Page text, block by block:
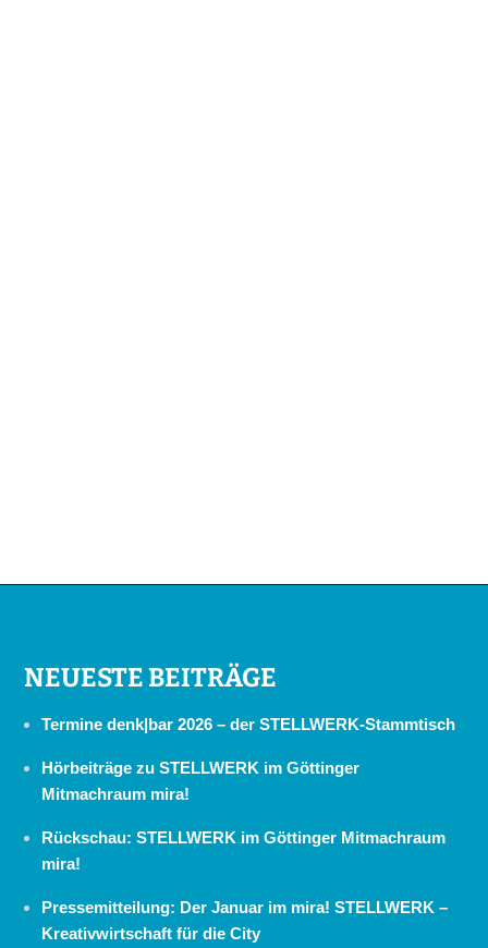
NEUESTE BEITRÄGE
Termine denk|bar 2026 – der STELLWERK-Stammtisch
Hörbeiträge zu STELLWERK im Göttinger
Mitmachraum mira!
Rückschau: STELLWERK im Göttinger Mitmachraum
mira!
Pressemitteilung: Der Januar im mira! STELLWERK –
Kreativwirtschaft für die City